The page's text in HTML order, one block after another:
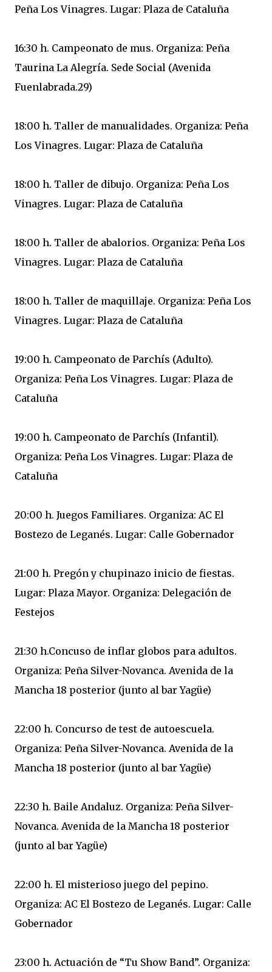
Peña Los Vinagres. Lugar: Plaza de Cataluña
16:30 h. Campeonato de mus. Organiza: Peña
Taurina La Alegría. Sede Social (Avenida
Fuenlabrada.29)
18:00 h. Taller de manualidades. Organiza: Peña
Los Vinagres. Lugar: Plaza de Cataluña
18:00 h. Taller de dibujo. Organiza: Peña Los
Vinagres. Lugar: Plaza de Cataluña
18:00 h. Taller de abalorios. Organiza: Peña Los
Vinagres. Lugar: Plaza de Cataluña
18:00 h. Taller de maquillaje. Organiza: Peña Los
Vinagres. Lugar: Plaza de Cataluña
19:00 h. Campeonato de Parchís (Adulto).
Organiza: Peña Los Vinagres. Lugar: Plaza de
Cataluña
19:00 h. Campeonato de Parchís (Infantil).
Organiza: Peña Los Vinagres. Lugar: Plaza de
Cataluña
20:00 h. Juegos Familiares. Organiza: AC El
Bostezo de Leganés. Lugar: Calle Gobernador
21:00 h. Pregón y chupinazo inicio de fiestas.
Lugar: Plaza Mayor. Organiza: Delegación de
Festejos
21:30 h.Concuso de inflar globos para adultos.
Organiza: Peña Silver-Novanca. Avenida de la
Mancha 18 posterior (junto al bar Yagüe)
22:00 h. Concurso de test de autoescuela.
Organiza: Peña Silver-Novanca. Avenida de la
Mancha 18 posterior (junto al bar Yagüe)
22:30 h. Baile Andaluz. Organiza: Peña Silver-
Novanca. Avenida de la Mancha 18 posterior
(junto al bar Yagüe)
22:00 h. El misterioso juego del pepino.
Organiza: AC El Bostezo de Leganés. Lugar: Calle
Gobernador
23:00 h. Actuación de “Tu Show Band”. Organiza: